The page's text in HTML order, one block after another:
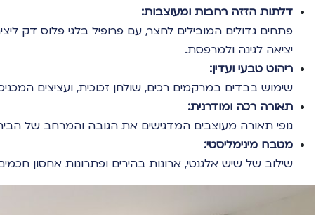
דלתות הזזה רחבות ומעוצבות:
פתחים גדולים המובילים לחצר, עם פרופיל בלגי פלוס דק
יציאה לגינה ולמרפסת.
ריהוט טבעי ועדין:
שימוש בבדים במרקמים רכים, שולחן זכוכית, ועציצים
תאורה רכה ומודרנית:
גופי תאורה מעוצבים המדגישים את הגובה והמרחב של
מטבח מינימליסטי:
שילוב של שיש אלגנטי, ארונות בהירים ופתרונות אחסון